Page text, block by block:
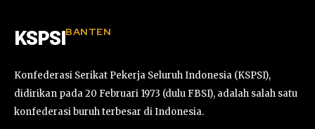
KSPSI BANTEN
Konfederasi Serikat Pekerja Seluruh Indonesia (KSPSI),
didirikan pada 20 Februari 1973 (dulu FBSI), adalah salah satu
konfederasi buruh terbesar di Indonesia.